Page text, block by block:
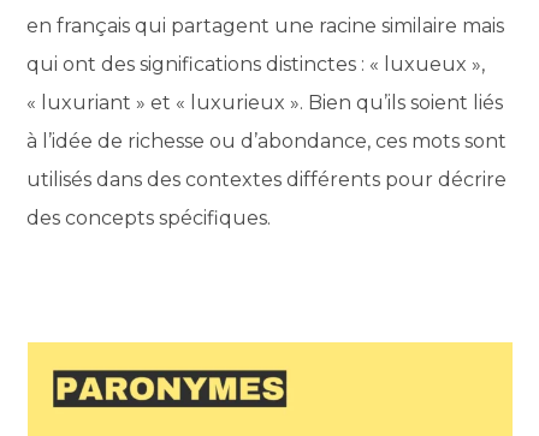
en français qui partagent une racine similaire mais
qui ont des significations distinctes : « luxueux »,
« luxuriant » et « luxurieux ». Bien qu’ils soient liés
à l’idée de richesse ou d’abondance, ces mots sont
utilisés dans des contextes différents pour décrire
des concepts spécifiques.